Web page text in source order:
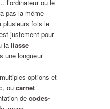
ou le
pas la même
plusieurs fois le
justement pour
la liasse
une longueur
options et
ou carnet
de codes-